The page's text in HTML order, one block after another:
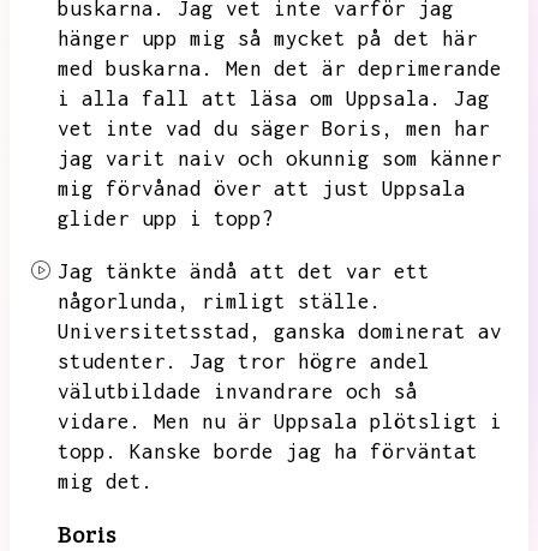
buskarna.
Jag vet inte varför jag
hänger upp mig så mycket på det här
med buskarna.
Men det är deprimerande
i alla fall att läsa om Uppsala.
Jag
vet inte vad du säger Boris,
men har
jag varit naiv och okunnig som känner
mig förvånad över att just Uppsala
glider upp i topp?
Jag tänkte ändå att det var ett
någorlunda,
rimligt ställe.
Universitetsstad,
ganska dominerat av
studenter.
Jag tror högre andel
välutbildade invandrare och så
vidare.
Men nu är Uppsala plötsligt i
topp.
Kanske borde jag ha förväntat
mig det.
Boris